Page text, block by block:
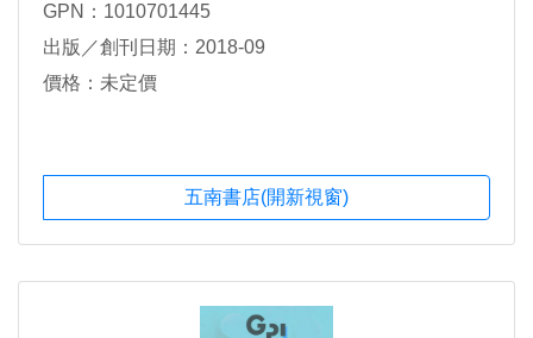
GPN：1010701445
出版／創刊日期：2018-09
價格：未定價
五南書店(開新視窗)